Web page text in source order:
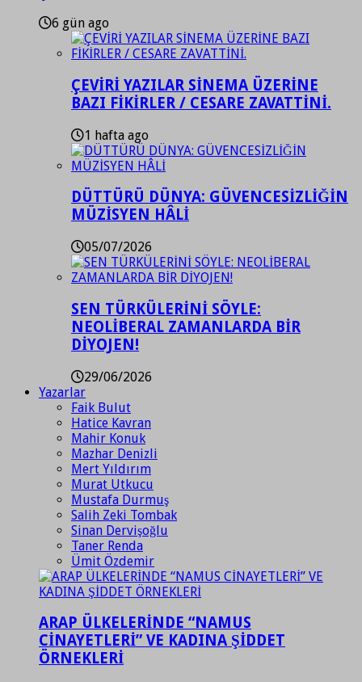
6 gün ago
ÇEVİRİ YAZILAR SİNEMA ÜZERİNE
BAZI FİKİRLER / CESARE ZAVATTİNİ.
1 hafta ago
DÜTTÜRÜ DÜNYA: GÜVENCESİZLİĞİN
MÜZİSYEN HÂLİ
05/07/2026
SEN TÜRKÜLERİNİ SÖYLE:
NEOLİBERAL ZAMANLARDA BİR
DİYOJEN!
29/06/2026
Yazarlar
Faik Bulut
Hatice Kavran
Mahir Konuk
Mazhar Denizli
Mert Yıldırım
Murat Utkucu
Mustafa Durmuş
Salih Zeki Tombak
Sinan Dervişoğlu
Taner Renda
Ümit Özdemir
ARAP ÜLKELERİNDE “NAMUS
CİNAYETLERİ” VE KADINA ŞİDDET
ÖRNEKLERİ